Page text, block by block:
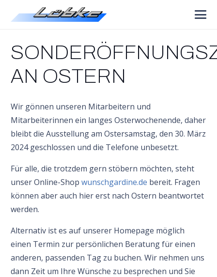
AN OSTERN
Wir gönnen unseren Mitarbeitern und
Mitarbeiterinnen ein langes Osterwochenende, daher
bleibt die Ausstellung am Ostersamstag, den 30. März
2024 geschlossen und die Telefone unbesetzt.
Für alle, die trotzdem gern stöbern möchten, steht
unser Online-Shopwunschgardine.de bereit. Fragen
können aber auch hier erst nach Ostern beantwortet
werden.
Alternativ ist es auf unserer Homepage möglich
einen Termin zur persönlichen Beratung für einen
anderen, passenden Tag zu buchen. Wir nehmen uns
dann Zeit um Ihre Wünsche zu besprechen und Sie